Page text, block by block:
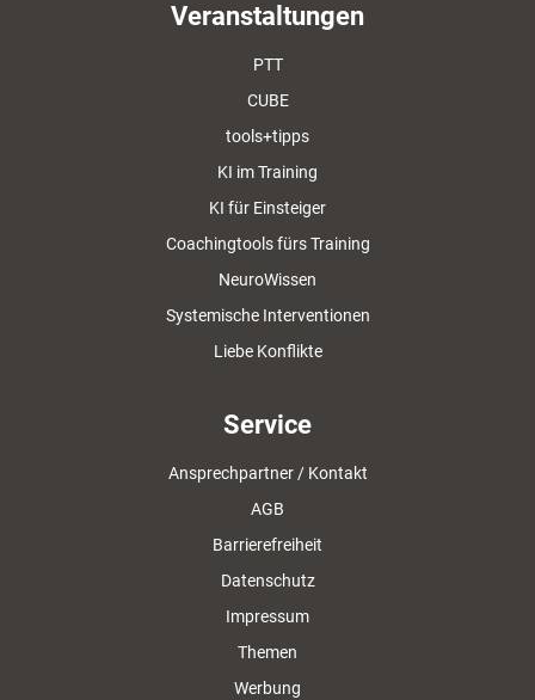
Veranstaltungen
PTT
CUBE
tools+tipps
KI im Training
KI für Einsteiger
Coachingtools fürs Training
NeuroWissen
Systemische Interventionen
Liebe Konflikte
Service
Ansprechpartner / Kontakt
AGB
Barrierefreiheit
Datenschutz
Impressum
Themen
Werbung